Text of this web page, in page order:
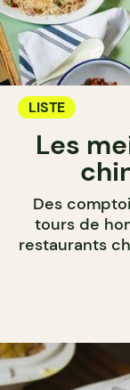
LISTE
Les
Des
tours de
restaurants